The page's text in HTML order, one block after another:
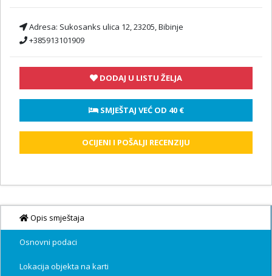
Adresa: Sukosanks ulica 12, 23205, Bibinje
+385913101909
DODAJ U LISTU ŽELJA
SMJEŠTAJ VEĆ OD 40 €
OCIJENI I POŠALJI RECENZIJU
Opis smještaja
Osnovni podaci
Lokacija objekta na karti